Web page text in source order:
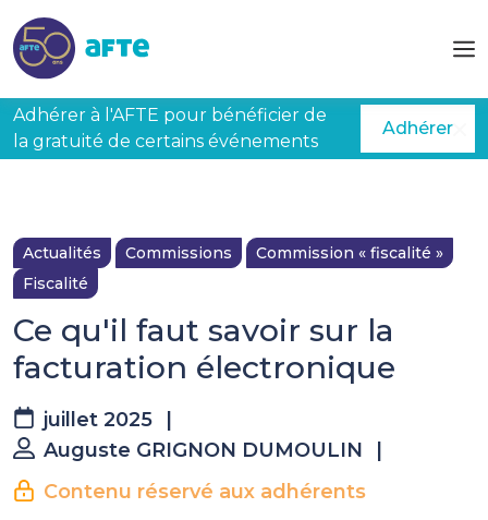
Adhérer à l'AFTE pour bénéficier de
la gratuité de certains événements
Adhérer
Actualités Commissions
Commission « fiscalité »
Fiscalité
Ce qu'il faut savoir sur la
facturation électronique
juillet 2025
Auguste GRIGNON DUMOULIN
Contenu réservé aux adhérents